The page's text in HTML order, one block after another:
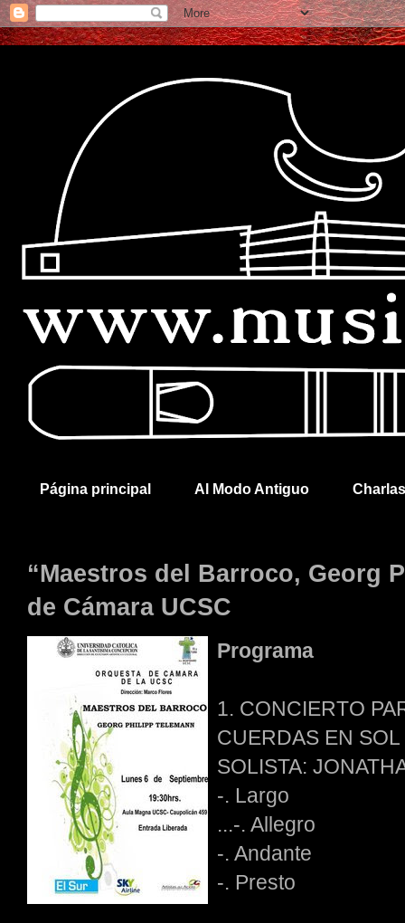
Página principal Al Modo Antiguo
“Maestros del Barroco, Georg
de Cámara UCSC
Programa
1. CONCIERTO
CUERDAS EN SOL
SOLISTA:
-. Largo
...-. Allegro
-. Andante
-. Presto